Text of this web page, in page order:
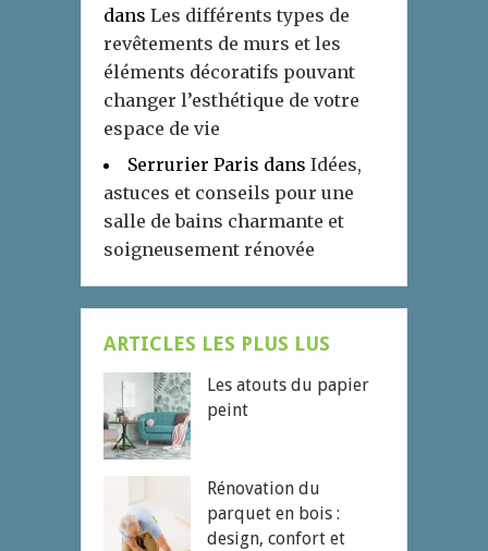
dans Les différents types de
revêtements de murs et les
éléments décoratifs pouvant
changer l’esthétique de votre
espace de vie
Serrurier Paris dans Idées,
astuces et conseils pour une
salle de bains charmante et
soigneusement rénovée
ARTICLES LES PLUS LUS
Les atouts du papier
peint
Rénovation du
parquet en bois :
design, confort et